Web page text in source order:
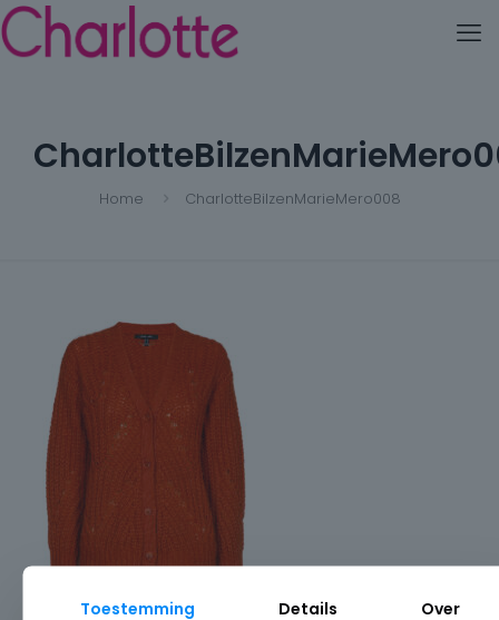
Home CharlotteBilzenMarieMero008
Toestemming Details Over